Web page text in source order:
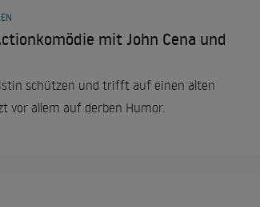
mit John Cena und
schützen und trifft auf einen alten
vor allem auf derben Humor.